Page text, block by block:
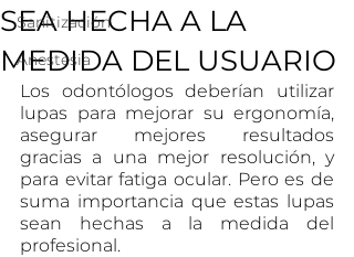
Sanitización
Anestesia
SEA HECHA A LA
MEDIDA DEL USUARIO
Los odontólogos deberían utilizar
lupas para mejorar su ergonomía,
asegurar mejores resultados
gracias a una mejor resolución, y
para evitar fatiga ocular. Pero es de
suma importancia que estas lupas
sean hechas a la medida del
profesional.